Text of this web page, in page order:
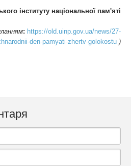
інституту національної пам'яті
: https://old.uinp.gov.ua/news/27-
den-pamyati-zhertv-golokostu )